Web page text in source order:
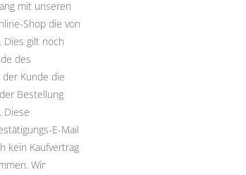
mit unseren
Shop die von
Dies gilt noch
des
Kunde die
Bestellung
Diese
E-Mail
kein Kaufvertrag
Wir